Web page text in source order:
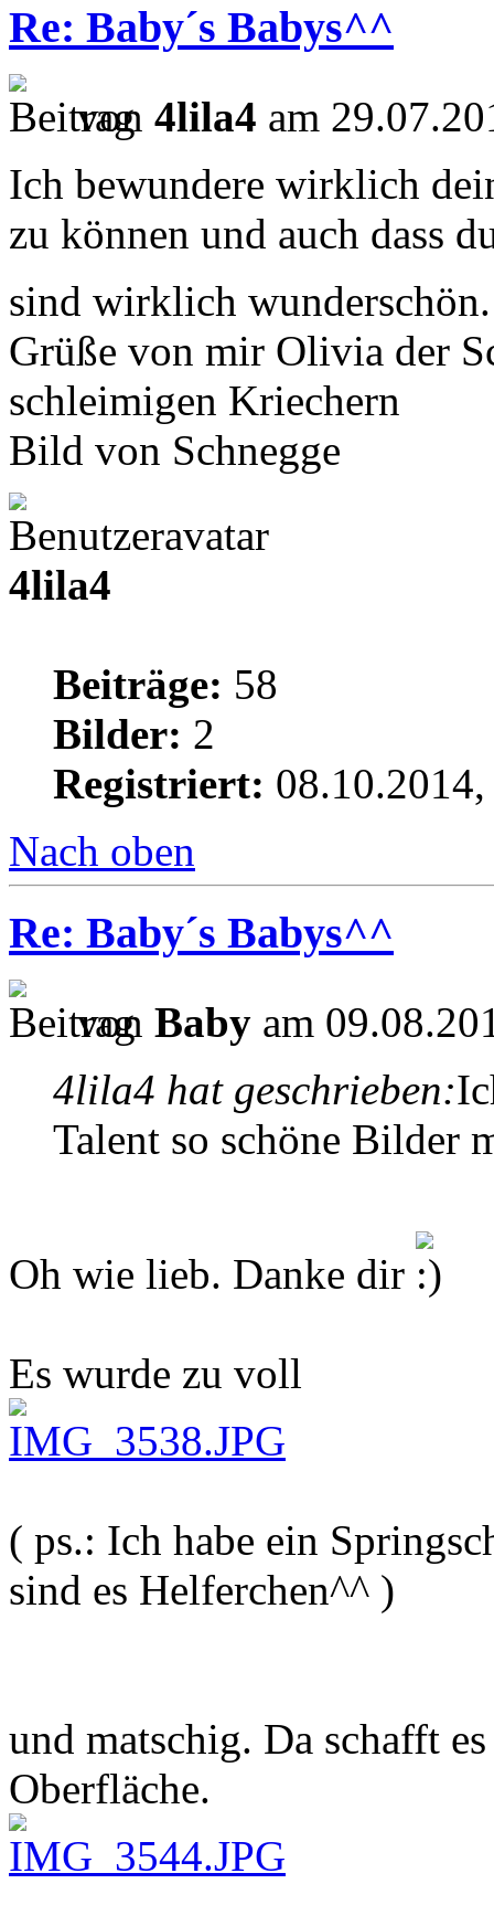
Re: Baby´s Babys^^
von 4lila4 am
Ich bewundere wirklich
zu können und auch dass
sind wirklich
Grüße von mir Olivia der
schleimigen Kriechern
Bild von Schnegge
4lila4
Beiträge: 58
Bilder: 2
Registriert:
Nach oben
Re: Baby´s Babys^^
von Baby am
4lila4 hat geschrieben:
Talent so schöne Bilder
Oh wie lieb. Danke dir
Es wurde zu voll
( ps.: Ich habe ein
sind es Helferchen^^ )
und matschig. Da schafft
Oberfläche.